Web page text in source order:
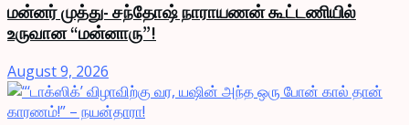
மன்னர் முத்து- சந்தோஷ் நாராயணன் கூட்டணியில்
உருவான “மன்னாரு”!
August 9, 2026